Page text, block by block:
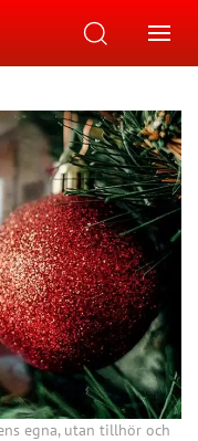
egna, utan tillhör och